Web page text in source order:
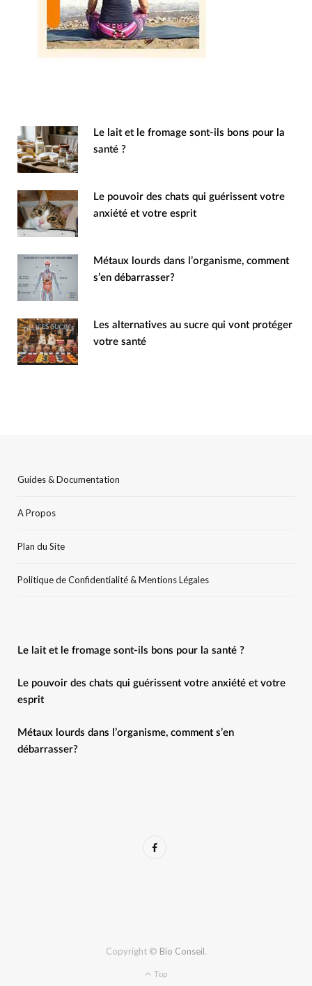
Le lait et le fromage sont-ils bons pour la
santé ?
Le pouvoir des chats qui guérissent votre
anxiété et votre esprit
Métaux lourds dans l’organisme, comment
s’en débarrasser?
Les alternatives au sucre qui vont protéger
votre santé
Guides & Documentation
A Propos
Plan du Site
Politique de Confidentialité & Mentions Légales
Le lait et le fromage sont-ils bons pour la santé ?
Le pouvoir des chats qui guérissent votre anxiété et votre
esprit
Métaux lourds dans l’organisme, comment s’en
débarrasser?
F
Copyright © Bio Conseil.
Top